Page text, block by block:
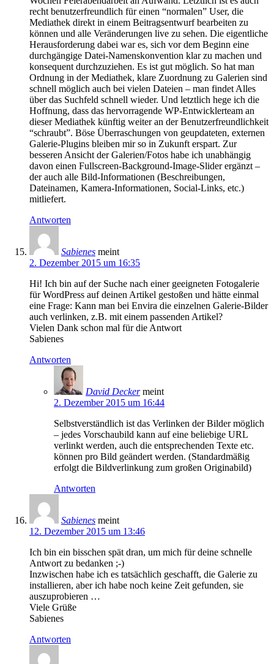
recht benutzerfreundlich für einen “normalen” User, die
Mediathek direkt in einem Beitragsentwurf bearbeiten zu
können und alle Veränderungen live zu sehen. Die eigentliche
Herausforderung dabei war es, sich vor dem Beginn eine
durchgängige Datei-Namenskonvention klar zu machen und
konsequent durchzuziehen. Es ist gut möglich. So hat man
Ordnung in der Mediathek, klare Zuordnung zu Galerien sind
schnell möglich auch bei vielen Dateien – man findet Alles
über das Suchfeld schnell wieder. Und letztlich hege ich die
Hoffnung, dass das hervorragende WP-Entwicklerteam an
dieser Mediathek künftig weiter an der Benutzerfreundlichkeit
“schraubt”. Böse Überraschungen von geupdateten, externen
Galerie-Plugins bleiben mir so in Zukunft erspart. Zur
besseren Ansicht der Galerien/Fotos habe ich unabhängig
davon einen Fullscreen-Background-Image-Slider ergänzt –
der auch alle Bild-Informationen (Beschreibungen,
Dateinamen, Kamera-Informationen, Social-Links, etc.)
mitliefert.
Antworten
Sabienes meint
2. Dezember 2015 um 16:35
Hi! Ich bin auf der Suche nach einer geeigneten Fotogalerie
für WordPress auf deinen Artikel gestoßen und hätte einmal
eine Frage: Kann man bei Envira die einzelnen Galerie-Bilder
auch verlinken, z.B. mit einem passenden Artikel?
Vielen Dank schon mal für die Antwort
Sabienes
Antworten
David Decker meint
2. Dezember 2015 um 16:44
Selbstverständlich ist das Verlinken der Bilder möglich
– jedes Vorschaubild kann auf eine beliebige URL
verlinkt werden, auch die entsprechenden Texte etc.
können pro Bild geändert werden. (Standardmäßig
erfolgt die Bildverlinkung zum großen Originabild)
Antworten
Sabienes meint
12. Dezember 2015 um 13:46
Ich bin ein bisschen spät dran, um mich für deine schnelle
Antwort zu bedanken ;-)
Inzwischen habe ich es tatsächlich geschafft, die Galerie zu
installieren, aber ich habe noch keine Zeit gefunden, sie
auszuprobieren …
Viele Grüße
Sabienes
Antworten